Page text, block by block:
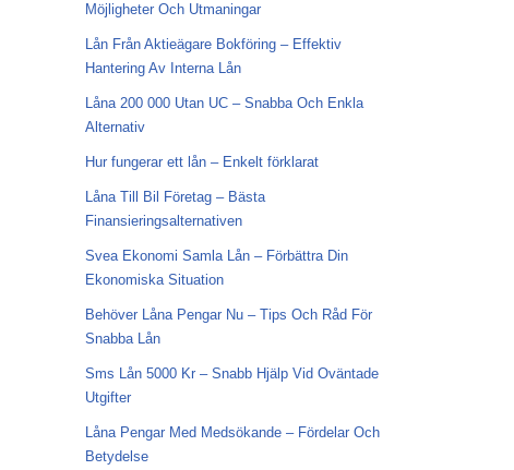
Möjligheter Och Utmaningar
Lån Från Aktieägare Bokföring – Effektiv
Hantering Av Interna Lån
Låna 200 000 Utan UC – Snabba Och Enkla
Alternativ
Hur fungerar ett lån – Enkelt förklarat
Låna Till Bil Företag – Bästa
Finansieringsalternativen
Svea Ekonomi Samla Lån – Förbättra Din
Ekonomiska Situation
Behöver Låna Pengar Nu – Tips Och Råd För
Snabba Lån
Sms Lån 5000 Kr – Snabb Hjälp Vid Oväntade
Utgifter
Låna Pengar Med Medsökande – Fördelar Och
Betydelse